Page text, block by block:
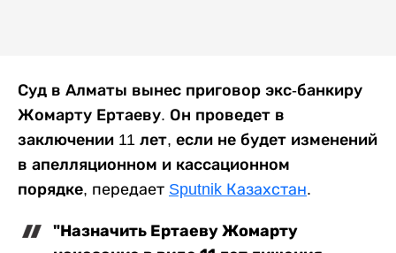
Суд в Алматы вынес приговор экс-банкиру
Жомарту Ертаеву. Он проведет в
заключении 11 лет, если не будет изменений
в апелляционном и кассационном
порядке, передает Sputnik Казахстан.
"Назначить Ертаеву Жомарту